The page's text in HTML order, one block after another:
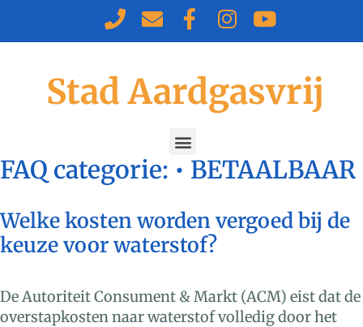
Stad Aardgasvrij
FAQ categorie: • BETAALBAAR
Welke kosten worden vergoed bij de
keuze voor waterstof?
De Autoriteit Consument & Markt (ACM) eist dat de
overstapkosten naar waterstof volledig door het